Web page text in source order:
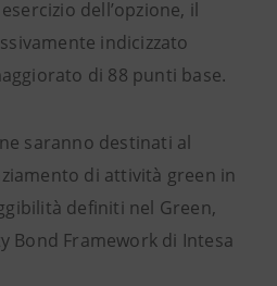
dell’opzione, il
indicizzato
di 88 punti base.
saranno destinati al
di attività green in
definiti nel Green,
Bond Framework di Intesa